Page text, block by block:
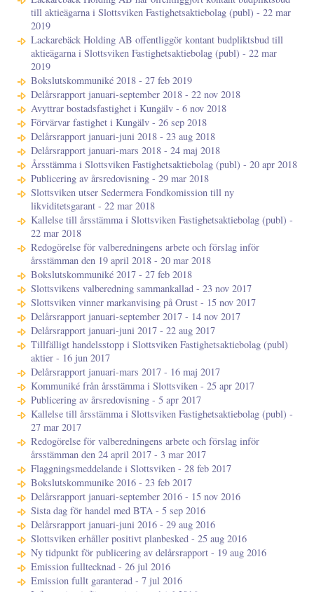
till aktieägarna i Slottsviken Fastighetsaktiebolag (publ) - 22 mar
2019
Lackarebäck Holding AB offentliggör kontant budpliktsbud till
aktieägarna i Slottsviken Fastighetsaktiebolag (publ) - 22 mar
2019
Bokslutskommuniké 2018 - 27 feb 2019
Delårsrapport januari-september 2018 - 22 nov 2018
Avyttrar bostadsfastighet i Kungälv - 6 nov 2018
Förvärvar fastighet i Kungälv - 26 sep 2018
Delårsrapport januari-juni 2018 - 23 aug 2018
Delårsrapport januari-mars 2018 - 24 maj 2018
Årsstämma i Slottsviken Fastighetsaktiebolag (publ) - 20 apr 2018
Publicering av årsredovisning - 29 mar 2018
Slottsviken utser Sedermera Fondkomission till ny
likviditetsgarant - 22 mar 2018
Kallelse till årsstämma i Slottsviken Fastighetsaktiebolag (publ) -
22 mar 2018
Redogörelse för valberedningens arbete och förslag inför
årsstämman den 19 april 2018 - 20 mar 2018
Bokslutskommuniké 2017 - 27 feb 2018
Slottsvikens valberedning sammankallad - 23 nov 2017
Slottsviken vinner markanvising på Orust - 15 nov 2017
Delårsrapport januari-september 2017 - 14 nov 2017
Delårsrapport januari-juni 2017 - 22 aug 2017
Tillfälligt handelsstopp i Slottsviken Fastighetsaktiebolag (publ)
aktier - 16 jun 2017
Delårsrapport januari-mars 2017 - 16 maj 2017
Kommuniké från årsstämma i Slottsviken - 25 apr 2017
Publicering av årsredovisning - 5 apr 2017
Kallelse till årsstämma i Slottsviken Fastighetsaktiebolag (publ) -
27 mar 2017
Redogörelse för valberedningens arbete och förslag inför
årsstämman den 24 april 2017 - 3 mar 2017
Flaggningsmeddelande i Slottsviken - 28 feb 2017
Bokslutskommunike 2016 - 23 feb 2017
Delårsrapport januari-september 2016 - 15 nov 2016
Sista dag för handel med BTA - 5 sep 2016
Delårsrapport januari-juni 2016 - 29 aug 2016
Slottsviken erhåller positivt planbesked - 25 aug 2016
Ny tidpunkt för publicering av delårsrapport - 19 aug 2016
Emission fulltecknad - 26 jul 2016
Emission fullt garanterad - 7 jul 2016